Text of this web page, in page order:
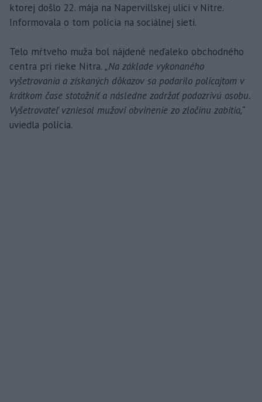
ktorej došlo 22. mája na Napervillskej ulici v Nitre.
Informovala o tom polícia na sociálnej sieti.
Telo mŕtveho muža bol nájdené neďaleko obchodného
centra pri rieke Nitra. „Na základe vykonaného
vyšetrovania a získaných dôkazov sa podarilo policajtom v
krátkom čase stotožniť a následne zadržať podozrivú osobu.
Vyšetrovateľ vzniesol mužovi obvinenie zo zločinu zabitia,“
uviedla polícia.